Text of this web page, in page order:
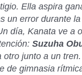
Ella aspira
un error durante
día, Kanata ve a
Suzuha
junto a un
de gimnasia